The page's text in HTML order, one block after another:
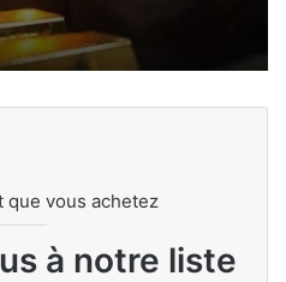
que vous achetez
à notre liste